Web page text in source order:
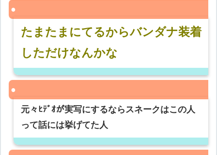
たまたまにてるからバンダナ装着
しただけなんかな
元々ﾋﾃﾞｵが実写にするならスネークはこの人
って話には挙げてた人